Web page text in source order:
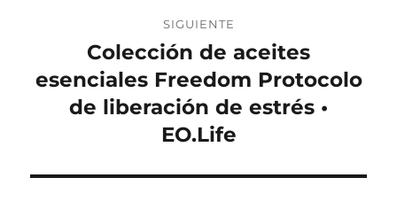
SIGUIENTE
siguiente:
Colección de aceites
esenciales Freedom Protocolo
de liberación de estrés •
EO.Life